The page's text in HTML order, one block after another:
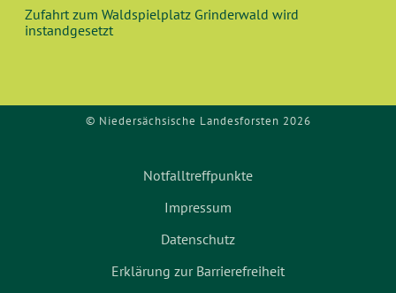
Zufahrt zum Waldspielplatz Grinderwald wird
instandgesetzt
© Niedersächsische Landesforsten 2026
Notfalltreffpunkte
Impressum
Datenschutz
Erklärung zur Barrierefreiheit